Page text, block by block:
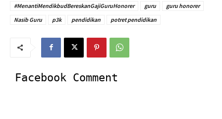
#MenantiMendikbudBereskanGajiGuruHonorer
guru
guru honorer
Nasib Guru
p3k pendidikan potret pendidikan
Facebook Comment